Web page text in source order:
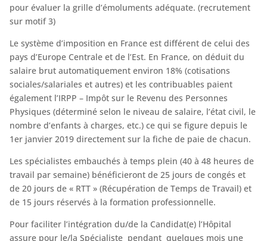
pour évaluer la grille d’émoluments adéquate. (recrutement
sur motif 3)
Le système d’imposition en France est différent de celui des
pays d’Europe Centrale et de l’Est. En France, on déduit du
salaire brut automatiquement environ 18% (cotisations
sociales/salariales et autres) et les contribuables paient
également l’IRPP – Impôt sur le Revenu des Personnes
Physiques (déterminé selon le niveau de salaire, l’état civil, le
nombre d’enfants à charges, etc.) ce qui se figure depuis le
1er janvier 2019 directement sur la fiche de paie de chacun.
Les spécialistes embauchés à temps plein (40 à 48 heures de
travail par semaine) bénéficieront de 25 jours de congés et
de 20 jours de « RTT » (Récupération de Temps de Travail) et
de 15 jours réservés à la formation professionnelle.
Pour faciliter l’intégration du/de la Candidat(e) l’Hôpital
assure pour le/la Spécialiste pendant quelques mois une